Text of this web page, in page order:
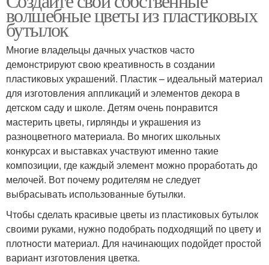
волшебные цветы из пластиковых
бутылок
Многие владельцы дачных участков часто
демонстрируют свою креативность в создании
пластиковых украшений. Пластик – идеальный материал
для изготовления аппликаций и элементов декора в
детском саду и школе. Детям очень понравится
мастерить цветы, гирлянды и украшения из
разноцветного материала. Во многих школьных
конкурсах и выставках участвуют именно такие
композиции, где каждый элемент можно проработать до
мелочей. Вот почему родителям не следует
выбрасывать использованные бутылки.
Чтобы сделать красивые цветы из пластиковых бутылок
своими руками, нужно подобрать подходящий по цвету и
плотности материал. Для начинающих подойдет простой
вариант изготовления цветка.